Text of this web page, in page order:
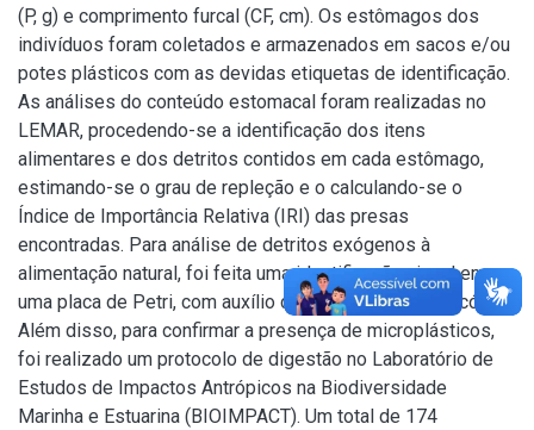
(P, g) e comprimento furcal (CF, cm). Os estômagos dos
indivíduos foram coletados e armazenados em sacos e/ou
potes plásticos com as devidas etiquetas de identificação.
As análises do conteúdo estomacal foram realizadas no
LEMAR, procedendo-se a identificação dos itens
alimentares e dos detritos contidos em cada estômago,
estimando-se o grau de repleção e o calculando-se o
Índice de Importância Relativa (IRI) das presas
encontradas. Para análise de detritos exógenos à
alimentação natural, foi feita uma identificação visual em
uma placa de Petri, com auxílio de um estereomicroscópio.
Além disso, para confirmar a presença de microplásticos,
foi realizado um protocolo de digestão no Laboratório de
Estudos de Impactos Antrópicos na Biodiversidade
Marinha e Estuarina (BIOIMPACT). Um total de 174